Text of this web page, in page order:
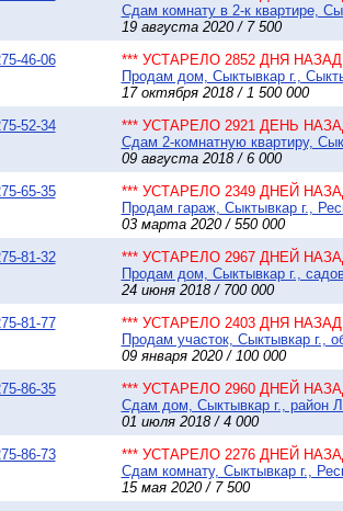
Сдам комнату в 2-к квартире,
19 августа 2020 / 7 500
46-06
*** УСТАРЕЛО 2852 ДНЯ НАЗАД
Продам дом, Сыктывкар г.,
17 октября 2018 / 1 500 000
52-34
*** УСТАРЕЛО 2921 ДЕНЬ
Сдам 2-комнатную квартиру,
09 августа 2018 / 6 000
65-35
*** УСТАРЕЛО 2349 ДНЕЙ
Продам гараж, Сыктывкар г.,
03 марта 2020 / 550 000
81-32
*** УСТАРЕЛО 2967 ДНЕЙ
Продам дом, Сыктывкар г.,
24 июня 2018 / 700 000
81-77
*** УСТАРЕЛО 2403 ДНЯ НАЗАД
Продам участок, Сыктывкар г.,
09 января 2020 / 100 000
86-35
*** УСТАРЕЛО 2960 ДНЕЙ
Сдам дом, Сыктывкар г., район
01 июля 2018 / 4 000
86-73
*** УСТАРЕЛО 2276 ДНЕЙ
Сдам комнату, Сыктывкар г.,
15 мая 2020 / 7 500